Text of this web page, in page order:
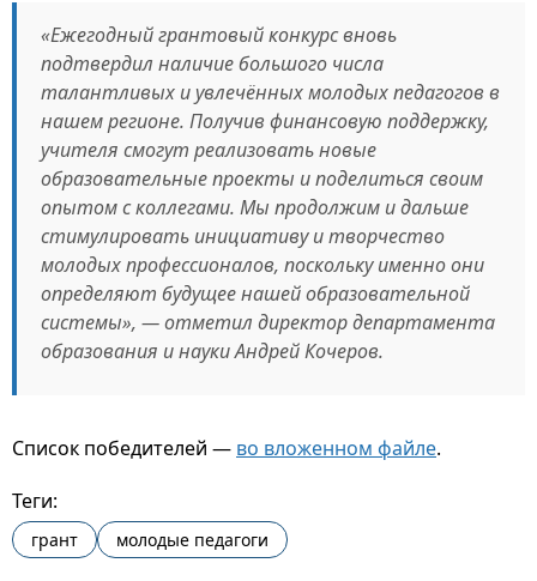
«Ежегодный грантовый конкурс вновь
подтвердил наличие большого числа
талантливых и увлечённых молодых педагогов в
нашем регионе. Получив финансовую поддержку,
учителя смогут реализовать новые
образовательные проекты и поделиться своим
опытом с коллегами. Мы продолжим и дальше
стимулировать инициативу и творчество
молодых профессионалов, поскольку именно они
определяют будущее нашей образовательной
системы», — отметил директор департамента
образования и науки Андрей Кочеров.
Список победителей — во вложенном файле.
Теги:
грант молодые педагоги